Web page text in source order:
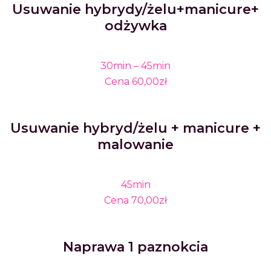
Usuwanie hybrydy/żelu+manicure+
odżywka
30min – 45min
Cena 60,00zł
Usuwanie hybryd/żelu + manicure +
malowanie
45min
Cena 70,00zł
Naprawa 1 paznokcia